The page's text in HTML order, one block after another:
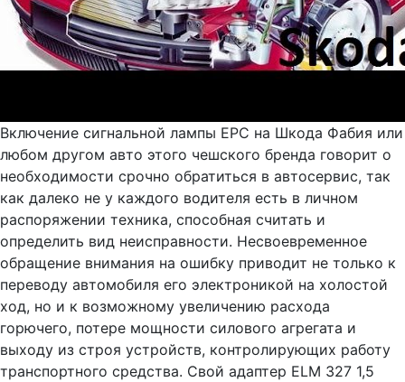
Включение сигнальной лампы EPC на Шкода Фабия или
любом другом авто этого чешского бренда говорит о
необходимости срочно обратиться в автосервис, так
как далеко не у каждого водителя есть в личном
распоряжении техника, способная считать и
определить вид неисправности. Несвоевременное
обращение внимания на ошибку приводит не только к
переводу автомобиля его электроникой на холостой
ход, но и к возможному увеличению расхода
горючего, потере мощности силового агрегата и
выходу из строя устройств, контролирующих работу
транспортного средства. Свой адаптер ELM 327 1,5